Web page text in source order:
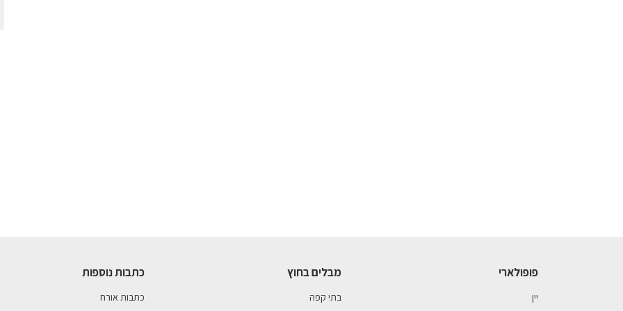
פופולארי
יין
מבלים בחוץ
בתי קפה
כתבות נוספות
כתבות אורח